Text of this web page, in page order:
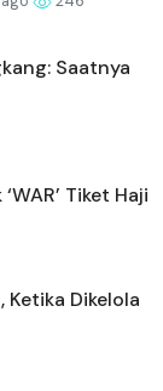
Saatnya
Tiket Haji
Ketika Dikelola